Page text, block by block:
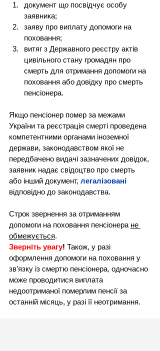
документ що посвідчує особу
заявника;
заяву про виплату допомоги на
поховання;
витяг з Державного реєстру актів
цивільного стану громадян про
смерть для отримання допомоги на
поховання або довідку про смерть
пенсіонера.
Якщо пенсіонер помер за межами
України та реєстрація смерті проведена
компетентними органами іноземної
держави, законодавством якої не
передбачено видачі зазначених довідок,
заявник надає свідоцтво про смерть
або інший документ, легалізовані
відповідно до законодавства.
Строк звернення за отриманням
допомоги на поховання пенсіонера не
обмежується.
Зверніть увагу! Також, у разі
оформлення допомоги на поховання у
зв’язку із смертю пенсіонера, одночасно
може проводитися виплата
недоотриманої померлим пенсії за
останній місяць, у разі її неотримання.